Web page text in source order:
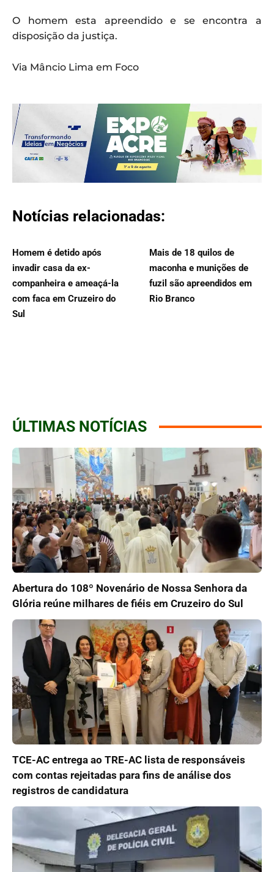
O homem esta apreendido e se encontra a
disposição da justiça.
Via Mâncio Lima em Foco
Notícias relacionadas:
Homem é detido após
invadir casa da ex-
companheira e ameaçá-la
com faca em Cruzeiro do
Sul
Mais de 18 quilos de
maconha e munições de
fuzil são apreendidos em
Rio Branco
ÚLTIMAS NOTÍCIAS
Abertura do 108º Novenário de Nossa Senhora da
Glória reúne milhares de fiéis em Cruzeiro do Sul
TCE-AC entrega ao TRE-AC lista de responsáveis
com contas rejeitadas para fins de análise dos
registros de candidatura